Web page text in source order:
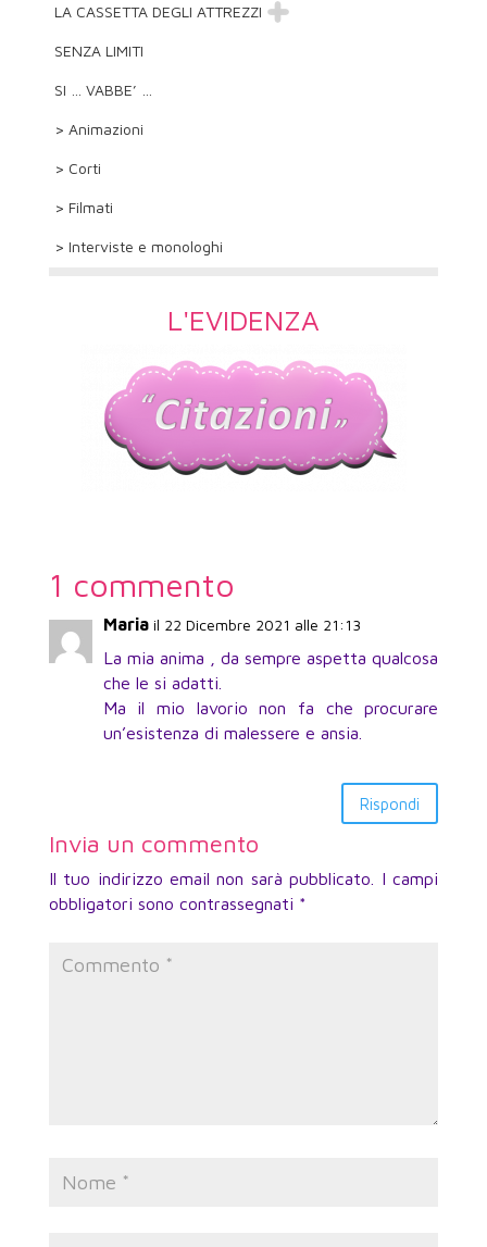
LA CASSETTA DEGLI ATTREZZI
SENZA LIMITI
SI … VABBE’ …
> Animazioni
> Corti
> Filmati
> Interviste e monologhi
L'EVIDENZA
1 commento
Maria il 22 Dicembre 2021 alle 21:13
La mia anima , da sempre aspetta qualcosa
che le si adatti.
Ma il mio lavorio non fa che procurare
un’esistenza di malessere e ansia.
Rispondi
Invia un commento
Il tuo indirizzo email non sarà pubblicato.
I campi
obbligatori sono contrassegnati *